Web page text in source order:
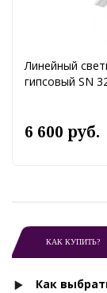
Линейный
гипсовый SN
6 600 руб.
КАК КУПИТЬ?
Как